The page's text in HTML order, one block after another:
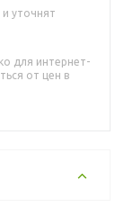
уточнят
для интернет-
от цен в